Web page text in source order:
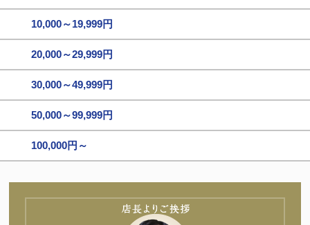
10,000～19,999円
20,000～29,999円
30,000～49,999円
50,000～99,999円
100,000円～